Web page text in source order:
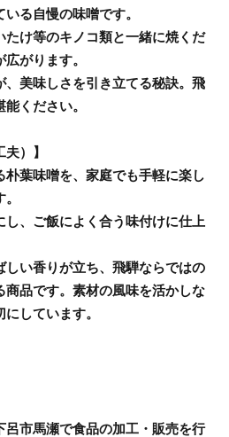
る自慢の味噌です。
たけ等のキノコ類と一緒に焼くだ
がります。
、美味しさを引き立てる秘訣。飛
ください。
）】
葉味噌を、家庭でも手軽に楽し
、ご飯によく合う味付けに仕上
しい香りが立ち、飛騨ならではの
商品です。素材の風味を活かしな
しています。
呂市馬瀬で食品の加工・販売を行